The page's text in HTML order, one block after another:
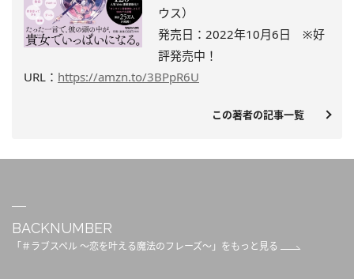
ウス）
発売日：2022年10月6日 ※好
評発売中 ！
URL： https://amzn.to/3BPpR6U
この著者の記事一覧
BACKNUMBER
「＃ラブスペル ～恋を叶える魔法のフレーズ～」をもっと見る